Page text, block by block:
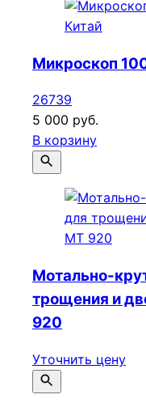
Микроскоп
26739
5 000 руб.
В корзину
Мотально-
трощения и
920
Уточнить цену